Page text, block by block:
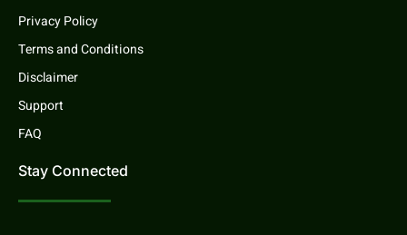
Privacy Policy
Terms and Conditions
Disclaimer
Support
FAQ
Stay Connected